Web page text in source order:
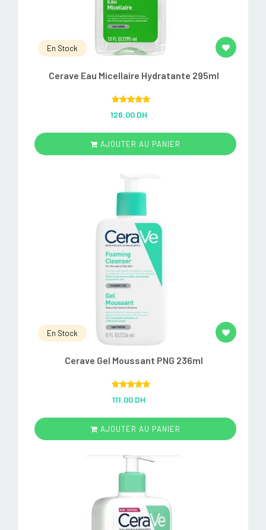
En Stock
Cerave Eau Micellaire Hydratante 295ml
out of 5
126.00 DH
AJOUTER AU PANIER
En Stock
Cerave Gel Moussant PNG 236ml
out of 5
111.00 DH
AJOUTER AU PANIER